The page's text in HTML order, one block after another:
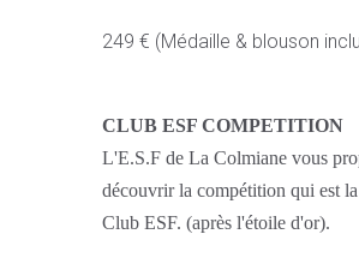
249 € (Médaille & blouson
CLUB ESF COMPETITION
L'E.S.F de La Colmiane vous
découvrir la compétition qui est
Club ESF. (après l'étoile d'or).